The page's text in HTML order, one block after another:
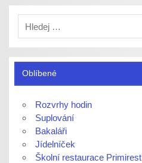
Oblíbené
Rozvrhy hodin
Suplování
Bakaláři
Jídelníček
Školní restaurace Primirest